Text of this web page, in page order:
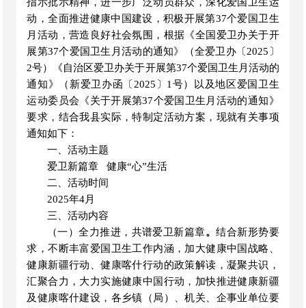
动，全面推进健康中国建设，积极开展第37个爱国卫生
月活动，营造良好社会氛围，根据 《全国爱卫办关于开
展第37个爱国卫生月活动的通知》（全爱卫办〔 2025〕
2号）《自治区爱卫办关于开展第37个爱国卫生月活动的
通知》（新爱卫办函〔 2025〕1号）以及地区爱国卫生
运动委员会《关于开展第37个爱国卫生月活动的通知》
要求， 结合我县实际，特制定活动方案，现就有关事项
通知如下：
一、活动主题
爱卫新篇章
健康“心”生活
二、活动时间
2025年4月
三、活动内容
（一）全力推进，共谱爱卫新篇章。结合新形势要
求，不断丰富爱国卫生工作内涵，加大健康中国战略、
健康新疆行动、健康喀什行动的政策解读，凝聚共识，
汇聚合力，大力实施健康中国行动，加快推进健康新疆
及健康喀什建设， 各乡镇（局）、机关、 企事业单位要